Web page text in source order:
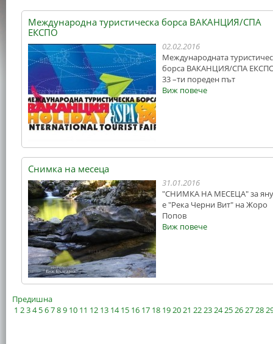
Международна туристическа борса ВАКАНЦИЯ/СПА
ЕКСПО
02.02.2016
Международната
борса ВАКАНЦИЯ/СПА
33 –ти пореден път
Виж повече
Снимка на месеца
31.01.2016
"СНИМКА НА МЕСЕЦА" за
е "Река Черни Вит" на Жоро
Попов
Виж повече
Предишна
1 234 56789 10 11 12 13 14 15 16 17 18 192021 22232425262728